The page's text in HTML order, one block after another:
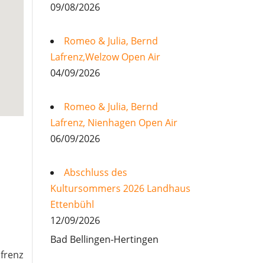
09/08/2026
Romeo & Julia, Bernd
Lafrenz,Welzow Open Air
04/09/2026
Romeo & Julia, Bernd
Lafrenz, Nienhagen Open Air
06/09/2026
Abschluss des
Kultursommers 2026 Landhaus
Ettenbühl
12/09/2026
Bad Bellingen-Hertingen